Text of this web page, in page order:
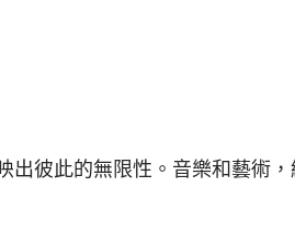
彼此的無限性。音樂和藝術